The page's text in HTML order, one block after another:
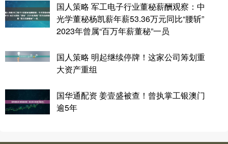
国人策略 军工电子行业董秘薪酬观察：中
光学董秘杨凯薪年薪53.36万元同比“腰斩”
2023年曾属“百万年薪董秘”一员
国人策略 明起继续停牌！这家公司筹划重
大资产重组
国华通配资 姜壹盛被查！曾执掌工银澳门
逾5年